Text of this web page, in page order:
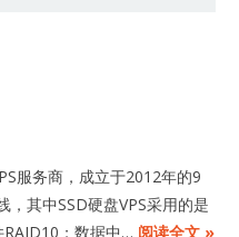
服务商，成立于2012年的9
，其中SSD硬盘VPS采用的是
RAID10；数据中… 阅读全文 »